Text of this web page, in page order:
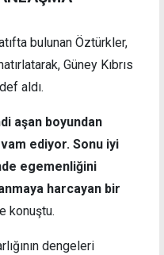
bulunan Öztürkler,
Güney Kıbrıs
aldı.
aşan boyundan
ediyor. Sonu iyi
egemenliğini
harcayan bir
konuştu.
dengeleri